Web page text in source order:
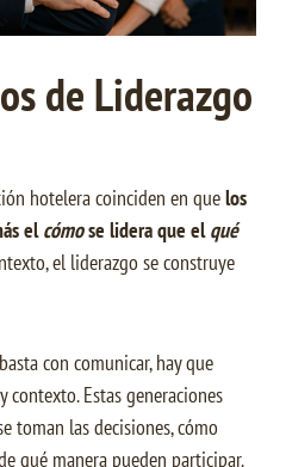
de Liderazgo
hotelera coinciden en quelos
elcómose lidera que elqué
el liderazgo se construye
con comunicar, hay que
Estas generaciones
toman las decisiones, cómo
qué manera pueden participar.